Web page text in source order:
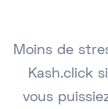
Moins de
Kash.click
vous